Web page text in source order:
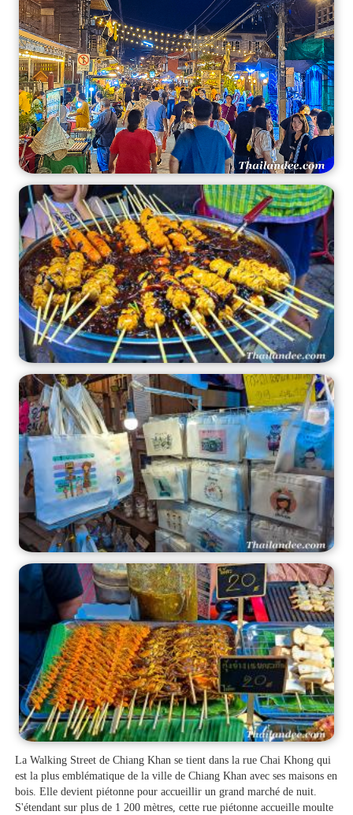
La Walking Street de Chiang Khan se tient dans la rue Chai Khong qui
est la plus emblématique de la ville de Chiang Khan avec ses maisons en
bois. Elle devient piétonne pour accueillir un grand marché de nuit.
S'étendant sur plus de 1 200 mètres, cette rue piétonne accueille moulte